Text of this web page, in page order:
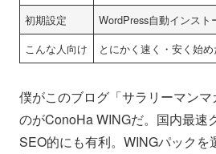
初期設定
WordPress自動インスト
こんな人向け
とにかく速く・安く始め
僕がこのブログ「サラリーマン
のがConoHa WINGだ。国内最速
SEO的にも有利。WINGパックを